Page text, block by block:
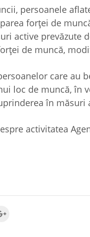
persoanele
forţei de
active
de muncă,
care au
loc de muncă, în
în măsuri
activitatea